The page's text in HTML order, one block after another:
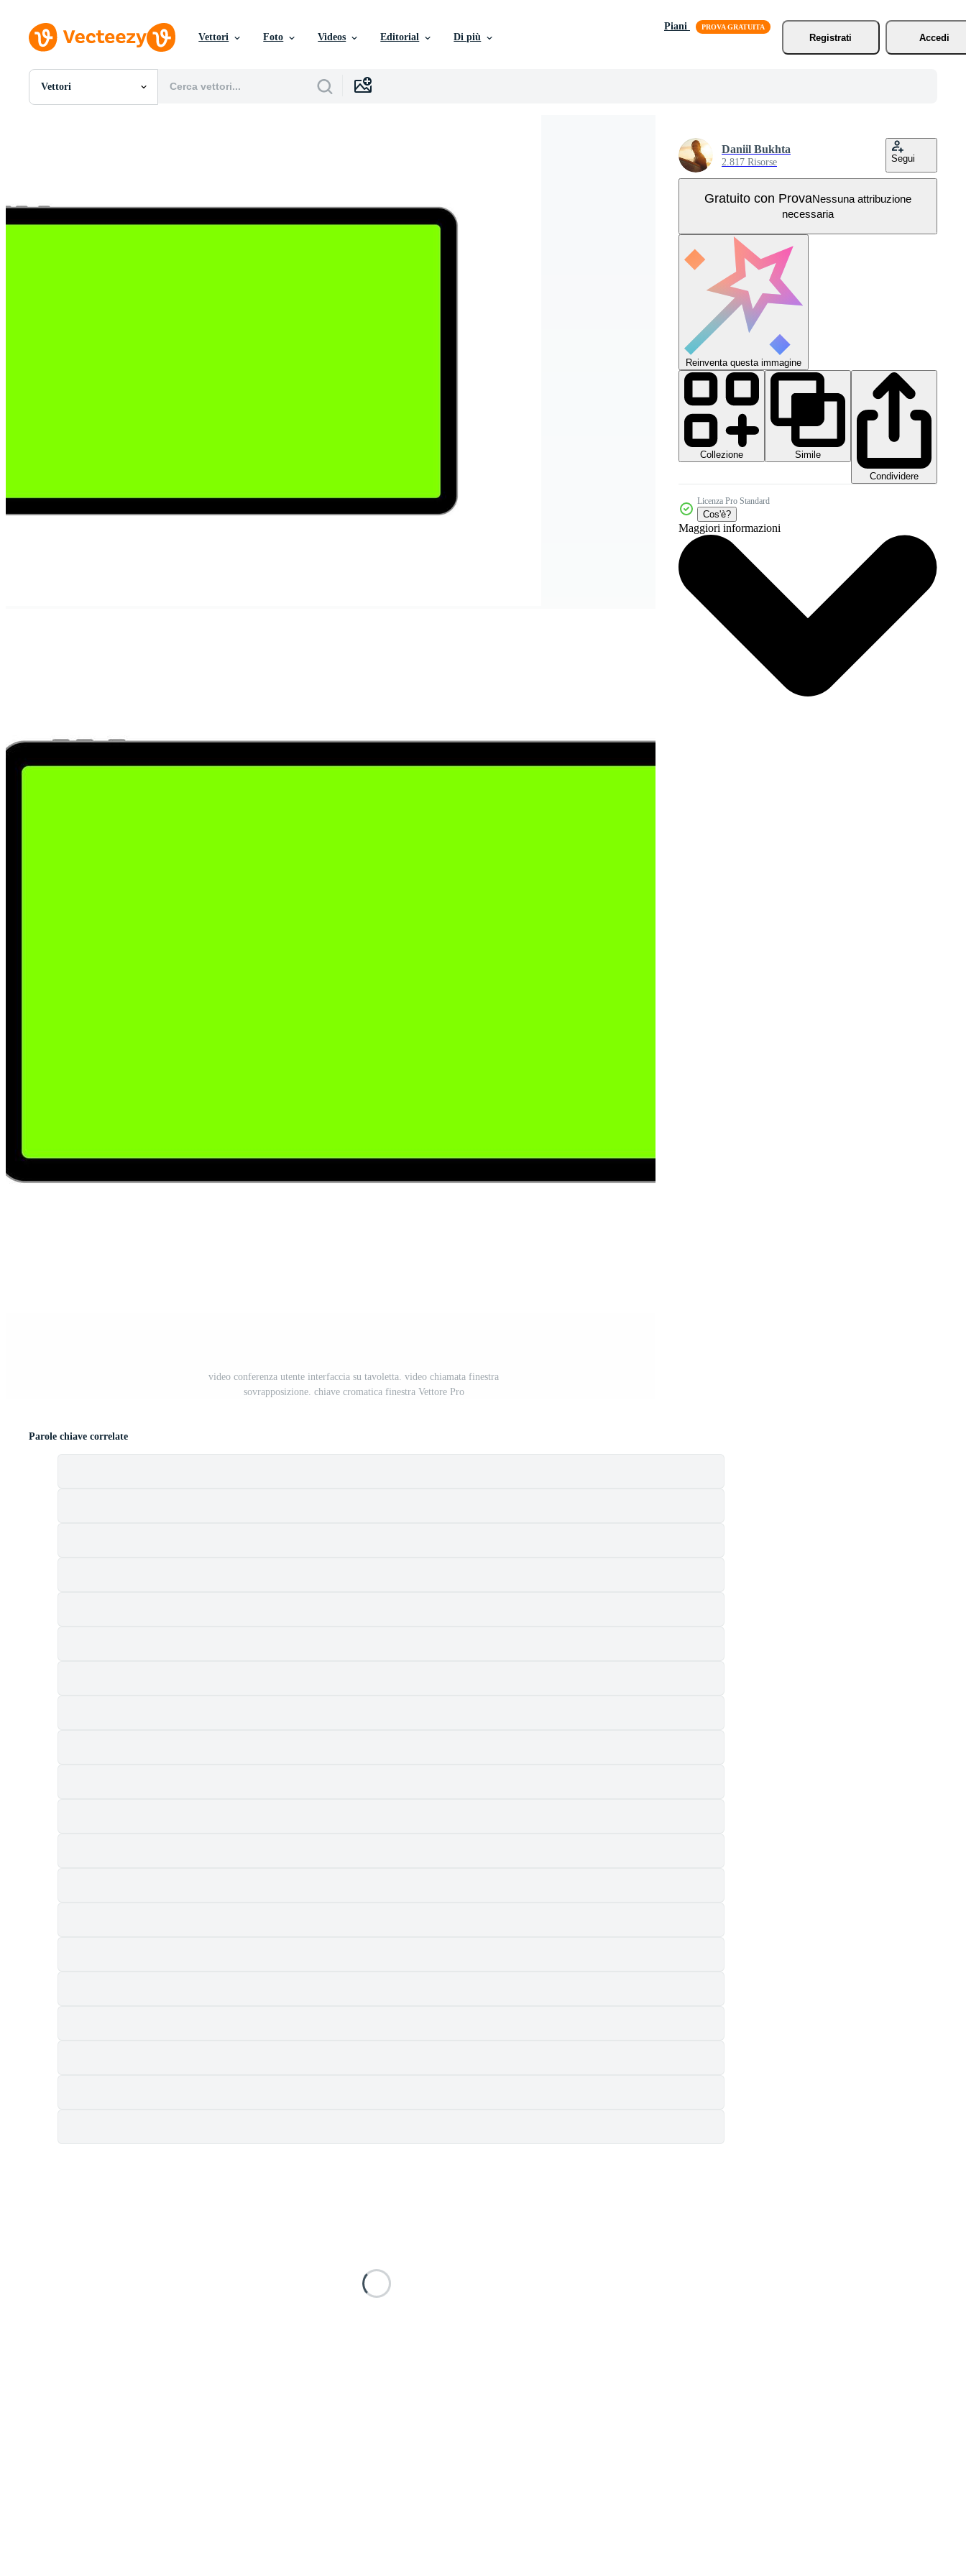
Vettori Foto Videos Editorial Di più
Piani
Registrati
Accedi
Vettori
Tutte Immagini
Videos
Motion graphics
video conferenza utente interfaccia su tavoletta. video chiamata finestra
sovrapposizione. chiave cromatica finestra Vettore Pro
Daniil Bukhta
2.817 Risorse Segui
Gratuito con ProvaNessuna attribuzione
necessaria
Reinventa questa immagine
Collezione
Simile
Condividere
Licenza Pro Standard
Cos'è?
Maggiori informazioni
Parole chiave correlate